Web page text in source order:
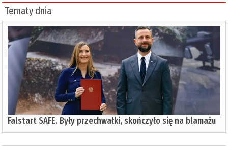
Tematy dnia
Falstart SAFE. Były przechwałki, skończyło się na blamażu